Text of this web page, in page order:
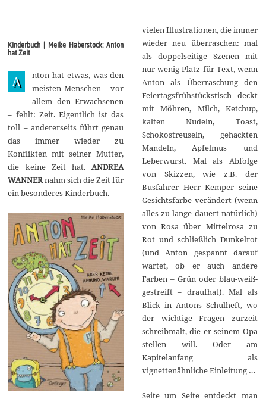
u
g
u
s
t
2
0
1
Kinderbuch | Meike Haberstock: Anton
hat Zeit
A
nton hat etwas, was den
meisten Menschen – vor
allem den Erwachsenen
– fehlt: Zeit. Eigentlich ist das
toll – andererseits führt genau
das immer wieder zu
Konflikten mit seiner Mutter,
die keine Zeit hat. ANDREA
WANNERnahm sich die Zeit für
ein besonderes Kinderbuch.
vielen Illustrationen, die immer
wieder neu überraschen: mal
als doppelseitige Szenen mit
nur wenig Platz für Text, wenn
Anton als Überraschung den
Feiertagsfrühstückstisch deckt
mit Möhren, Milch, Ketchup,
kalten Nudeln, Toast,
Schokostreuseln, gehackten
Mandeln, Apfelmus und
Leberwurst. Mal als Abfolge
von Skizzen, wie z.B. der
Busfahrer Herr Kemper seine
Gesichtsfarbe verändert (wenn
alles zu lange dauert natürlich)
von Rosa über Mittelrosa zu
Rot und schließlich Dunkelrot
(und Anton gespannt darauf
wartet, ob er auch andere
Farben – Grün oder blau-weiß-
gestreift – draufhat). Mal als
Blick in Antons Schulheft, wo
der wichtige Fragen zurzeit
schreibmalt, die er seinem Opa
stellen will. Oder am
Kapitelanfang als
vignettenähnliche Einleitung …
Seite um Seite entdeckt man